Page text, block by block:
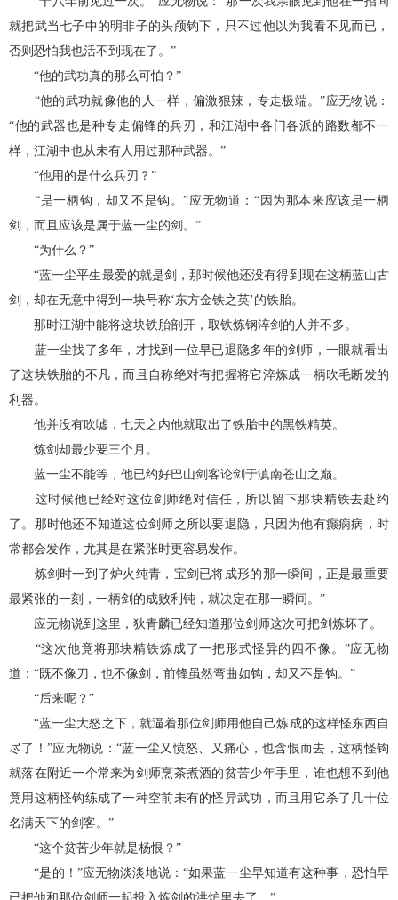
就把武当七子中的明非子的头颅钩下，只不过他以为我看不见而已，
否则恐怕我也活不到现在了。”
“他的武功真的那么可怕？”
“他的武功就像他的人一样，偏激狠辣，专走极端。”应无物说：
“他的武器也是种专走偏锋的兵刃，和江湖中各门各派的路数都不一
样，江湖中也从未有人用过那种武器。”
“他用的是什么兵刃？”
“是一柄钩，却又不是钩。”应无物道：“因为那本来应该是一柄
剑，而且应该是属于蓝一尘的剑。”
“为什么？”
“蓝一尘平生最爱的就是剑，那时候他还没有得到现在这柄蓝山古
剑，却在无意中得到一块号称‘东方金铁之英’的铁胎。
那时江湖中能将这块铁胎剖开，取铁炼钢淬剑的人并不多。
蓝一尘找了多年，才找到一位早已退隐多年的剑师，一眼就看出
了这块铁胎的不凡，而且自称绝对有把握将它淬炼成一柄吹毛断发的
利器。
他并没有吹嘘，七天之内他就取出了铁胎中的黑铁精英。
炼剑却最少要三个月。
蓝一尘不能等，他已约好巴山剑客论剑于滇南苍山之巅。
这时候他已经对这位剑师绝对信任，所以留下那块精铁去赴约
了。那时他还不知道这位剑师之所以要退隐，只因为他有癫痫病，时
常都会发作，尤其是在紧张时更容易发作。
炼剑时一到了炉火纯青，宝剑已将成形的那一瞬间，正是最重要
最紧张的一刻，一柄剑的成败利钝，就决定在那一瞬间。”
应无物说到这里，狄青麟已经知道那位剑师这次可把剑炼坏了。
“这次他竟将那块精铁炼成了一把形式怪异的四不像。”应无物
道：“既不像刀，也不像剑，前锋虽然弯曲如钩，却又不是钩。”
“后来呢？”
“蓝一尘大怒之下，就逼着那位剑师用他自己炼成的这样怪东西自
尽了！”应无物说：“蓝一尘又愤怒、又痛心，也含恨而去，这柄怪钩
就落在附近一个常来为剑师烹茶煮酒的贫苦少年手里，谁也想不到他
竟用这柄怪钩练成了一种空前未有的怪异武功，而且用它杀了几十位
名满天下的剑客。”
“这个贫苦少年就是杨恨？”
“是的！”应无物淡淡地说：“如果蓝一尘早知道有这种事，恐怕早